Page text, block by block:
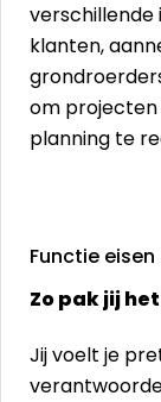
verschillende
klanten,
om projecten
planning te
Functie eisen
Zo pak jij
Jij voelt je